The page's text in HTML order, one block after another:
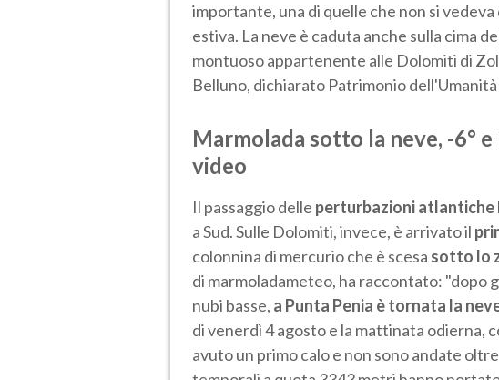
importante, una di quelle che non si
estiva. La neve è caduta anche sulla cima
montuoso appartenente alle Dolomiti di
Belluno, dichiarato Patrimonio
Marmolada sotto la neve, -6°
video
Il passaggio delle perturbazioni atlantiche
a Sud. Sulle Dolomiti, invece, è arrivato il
colonnina di mercurio che è scesa sotto lo
di marmoladameteo, ha raccontato: "dopo
nubi basse, a Punta Penia è tornata la
di venerdì 4 agosto e la mattinata odierna,
avuto un primo calo e non sono andate